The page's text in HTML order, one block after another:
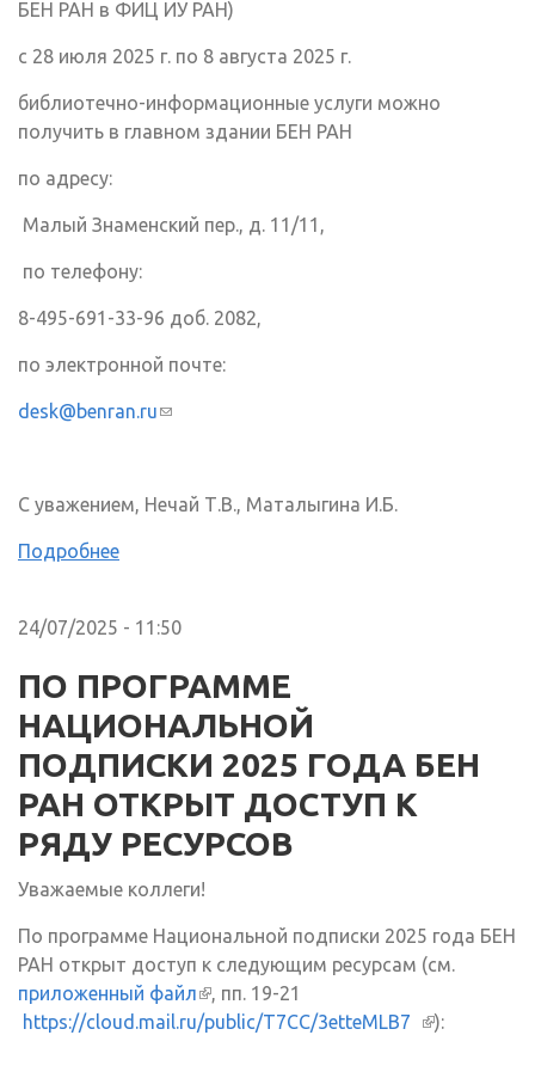
БЕН РАН в ФИЦ ИУ РАН)
с 28 июля 2025 г. по 8 августа 2025 г.
библиотечно-информационные услуги можно
получить в главном здании БЕН РАН
по адресу:
Малый Знаменский пер., д. 11/11,
по телефону:
8-495-691-33-96 доб. 2082,
по электронной почте:
desk@benran.ru(ссылка для отправки email)
С уважением, Нечай Т.В., Маталыгина И.Б.
Подробнее
24/07/2025 - 11:50
ПО ПРОГРАММЕ
НАЦИОНАЛЬНОЙ
ПОДПИСКИ 2025 ГОДА БЕН
РАН ОТКРЫТ ДОСТУП К
РЯДУ РЕСУРСОВ
Уважаемые коллеги!
По программе Национальной подписки 2025 года БЕН
РАН открыт доступ к следующим ресурсам (см.
приложенный файл(внешняя ссылка)
, пп. 19-21
https://cloud.mail.ru/public/T7CC/3etteMLB7
(внешняя
):